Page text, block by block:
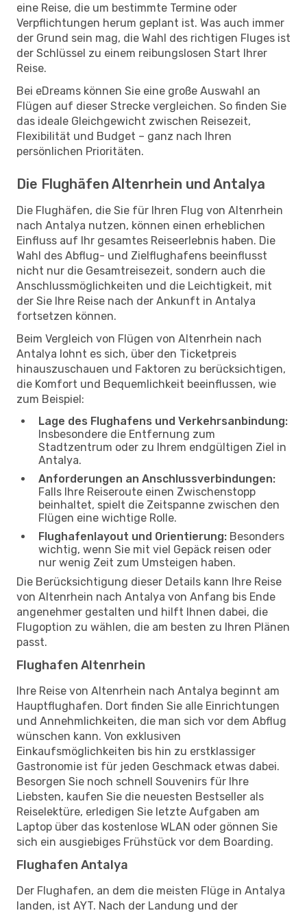
eine Reise, die um bestimmte Termine oder
Verpflichtungen herum geplant ist. Was auch immer
der Grund sein mag, die Wahl des richtigen Fluges ist
der Schlüssel zu einem reibungslosen Start Ihrer
Reise.
Bei eDreams können Sie eine große Auswahl an
Flügen auf dieser Strecke vergleichen. So finden Sie
das ideale Gleichgewicht zwischen Reisezeit,
Flexibilität und Budget – ganz nach Ihren
persönlichen Prioritäten.
Die Flughäfen Altenrhein und Antalya
Die Flughäfen, die Sie für Ihren Flug von Altenrhein
nach Antalya nutzen, können einen erheblichen
Einfluss auf Ihr gesamtes Reiseerlebnis haben. Die
Wahl des Abflug- und Zielflughafens beeinflusst
nicht nur die Gesamtreisezeit, sondern auch die
Anschlussmöglichkeiten und die Leichtigkeit, mit
der Sie Ihre Reise nach der Ankunft in Antalya
fortsetzen können.
Beim Vergleich von Flügen von Altenrhein nach
Antalya lohnt es sich, über den Ticketpreis
hinauszuschauen und Faktoren zu berücksichtigen,
die Komfort und Bequemlichkeit beeinflussen, wie
zum Beispiel:
Lage des Flughafens und Verkehrsanbindung:
Insbesondere die Entfernung zum
Stadtzentrum oder zu Ihrem endgültigen Ziel in
Antalya.
Anforderungen an Anschlussverbindungen:
Falls Ihre Reiseroute einen Zwischenstopp
beinhaltet, spielt die Zeitspanne zwischen den
Flügen eine wichtige Rolle.
Flughafenlayout und Orientierung: Besonders
wichtig, wenn Sie mit viel Gepäck reisen oder
nur wenig Zeit zum Umsteigen haben.
Die Berücksichtigung dieser Details kann Ihre Reise
von Altenrhein nach Antalya von Anfang bis Ende
angenehmer gestalten und hilft Ihnen dabei, die
Flugoption zu wählen, die am besten zu Ihren Plänen
passt.
Flughafen Altenrhein
Ihre Reise von Altenrhein nach Antalya beginnt am
Hauptflughafen. Dort finden Sie alle Einrichtungen
und Annehmlichkeiten, die man sich vor dem Abflug
wünschen kann. Von exklusiven
Einkaufsmöglichkeiten bis hin zu erstklassiger
Gastronomie ist für jeden Geschmack etwas dabei.
Besorgen Sie noch schnell Souvenirs für Ihre
Liebsten, kaufen Sie die neuesten Bestseller als
Reiselektüre, erledigen Sie letzte Aufgaben am
Laptop über das kostenlose WLAN oder gönnen Sie
sich ein ausgiebiges Frühstück vor dem Boarding.
Flughafen Antalya
Der Flughafen, an dem die meisten Flüge in Antalya
landen, ist AYT. Nach der Landung und der